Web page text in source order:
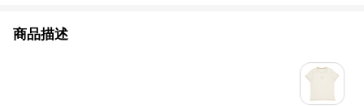
商品描述